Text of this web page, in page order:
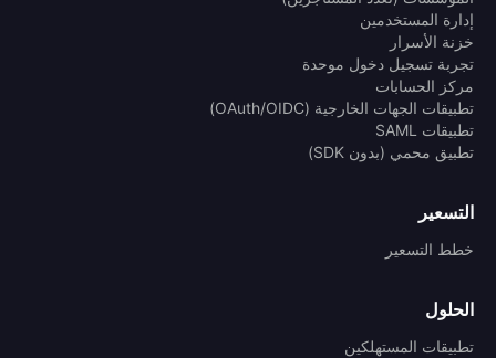
إدارة المستخدمين
خزنة الأسرار
تجربة تسجيل دخول موحدة
مركز الحسابات
تطبيقات الجهات الخارجية (OAuth/OIDC)
تطبيقات SAML
تطبيق محمي (بدون SDK)
التسعير
خطط التسعير
الحلول
تطبيقات المستهلكين